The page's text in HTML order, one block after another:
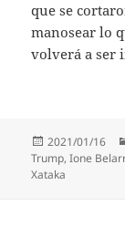
que se
manosear lo
volverá a ser
Publicado
el
2021/01/16
Trump,Ione
Xataka